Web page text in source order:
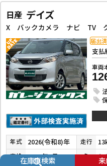
日産 デイズ
支払
車両
届出
年式 2026(令和8)年 走行
車検 2029年2月 色 シ
在庫車検索